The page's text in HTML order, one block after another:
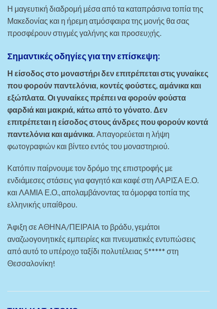
Η μαγευτική διαδρομή μέσα από τα καταπράσινα τοπία της
Μακεδονίας και η ήρεμη ατμόσφαιρα της μονής θα σας
προσφέρουν στιγμές γαλήνης και προσευχής.
Σημαντικές οδηγίες για την επίσκεψη:
Η είσοδος στο μοναστήρι δεν επιτρέπεται στις γυναίκες
που φορούν παντελόνια, κοντές φούστες, αμάνικα και
εξώπλατα. Οι γυναίκες πρέπει να φορούν φούστα
φαρδιά και μακριά, κάτω από το γόνατο. Δεν
επιτρέπεται η είσοδος στους άνδρες που φορούν κοντά
παντελόνια και αμάνικα. Απαγορεύεται η λήψη
φωτογραφιών και βίντεο εντός του μοναστηριού.
Κατόπιν παίρνουμε τον δρόμο της επιστροφής με
ενδιάμεσες στάσεις για φαγητό και καφέ στη ΛΑΡΙΣΑ Ε.Ο.
και ΛΑΜΙΑ Ε.Ο., απολαμβάνοντας τα όμορφα τοπία της
ελληνικής υπαίθρου.
Άφιξη σε ΑΘΗΝΑ/ΠΕΙΡΑΙΑ το βράδυ, γεμάτοι
αναζωογονητικές εμπειρίες και πνευματικές εντυπώσεις
από αυτό το υπέροχο ταξίδι πολυτέλειας 5***** στη
Θεσσαλονίκη!